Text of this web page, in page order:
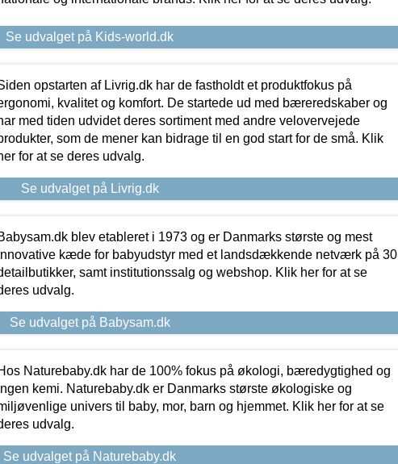
Se udvalget på Kids-world.dk
opstarten af Livrig.dk har de fastholdt et produktfokus på
kvalitet og komfort. De startede ud med bæreredskaber og
med tiden udvidet deres sortiment med andre velovervejede
som de mener kan bidrage til en god start for de små. Klik
for at se deres udvalg.
Se udvalget på Livrig.dk
blev etableret i 1973 og er Danmarks største og mest
kæde for babyudstyr med et landsdækkende netværk på 30
samt institutionssalg og webshop. Klik her for at se
udvalg.
Se udvalget på Babysam.dk
Naturebaby.dk har de 100% fokus på økologi, bæredygtighed og
kemi. Naturebaby.dk er Danmarks største økologiske og
univers til baby, mor, barn og hjemmet. Klik her for at se
udvalg.
Se udvalget på Naturebaby.dk